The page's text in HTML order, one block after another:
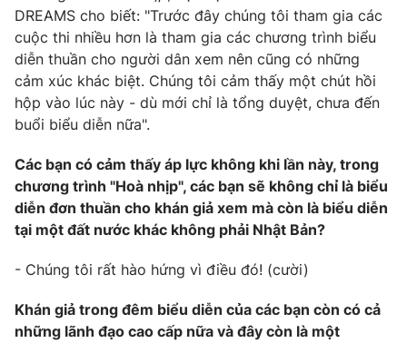
Liên hệ quảng cáo:
024-7300.7108
® Cấm sao chép dưới mọi hình thức nếu không có sự chấp
thuận bằng văn bản. Ghi rõ nguồn VTV.vn khi phát hành lại
thông tin từ website này.
DREAMS cho biết: "Trước đây chúng tôi tham gia các
cuộc thi nhiều hơn là tham gia các chương trình biểu
diễn thuần cho người dân xem nên cũng có những
cảm xúc khác biệt. Chúng tôi cảm thấy một chút hồi
hộp vào lúc này - dù mới chỉ là tổng duyệt, chưa đến
buổi biểu diễn nữa".
Các bạn có cảm thấy áp lực không khi lần này, trong
chương trình "Hoà nhịp", các bạn sẽ không chỉ là biểu
diễn đơn thuần cho khán giả xem mà còn là biểu diễn
tại một đất nước khác không phải Nhật Bản?
- Chúng tôi rất hào hứng vì điều đó! (cười)
Khán giả trong đêm biểu diễn của các bạn còn có cả
những lãnh đạo cao cấp nữa và đây còn là một